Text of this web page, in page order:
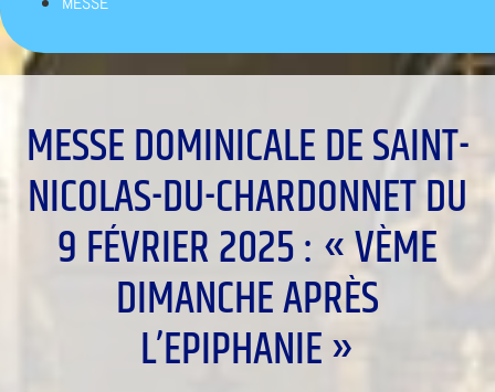
MESSE DOMINICALE DE SAINT-
NICOLAS-DU-CHARDONNET DU
9 FÉVRIER 2025 : « VÈME
DIMANCHE APRÈS
L’EPIPHANIE »